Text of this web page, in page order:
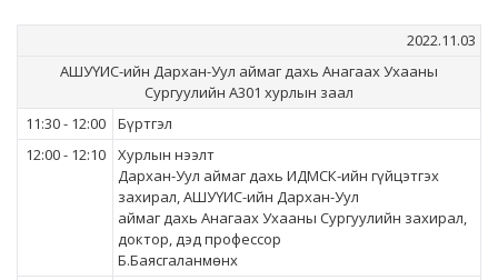
2022.11.03
АШУҮИС-ийн Дархан-Уул аймаг дахь Анагаах Ухааны
Сургуулийн А301 хурлын заал
11:30 - 12:00
Бүртгэл
12:00 - 12:10
Хурлын нээлт
Дархан-Уул аймаг дахь ИДМСК-ийн гүйцэтгэх
захирал, АШУҮИС-ийн Дархан-Уул
аймаг дахь Анагаах Ухааны Сургуулийн захирал,
доктор, дэд профессор
Б.Баясгаланмөнх